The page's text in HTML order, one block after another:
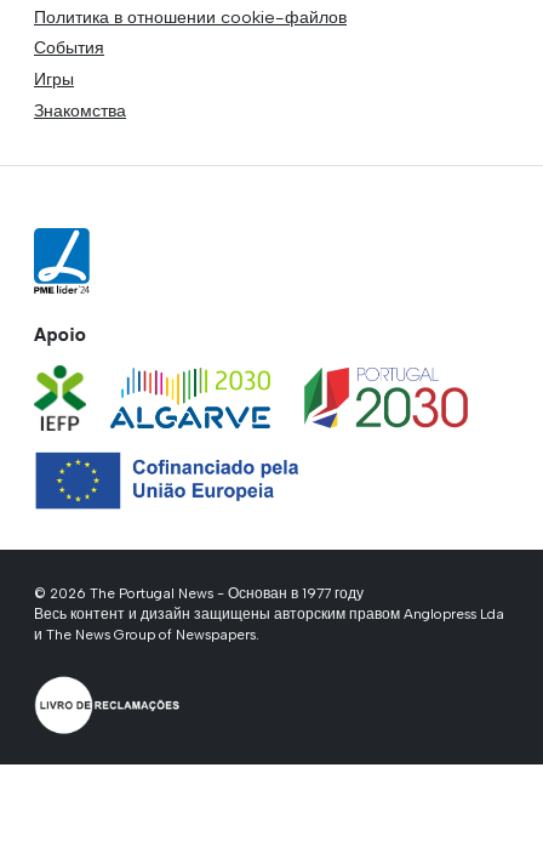
Политика в отношении cookie-файлов
События
Игры
Знакомства
Apoio
© 2026 The Portugal News - Основан в 1977 году
Весь контент и дизайн защищены авторским правом Anglopress Lda
и The News Group of Newspapers.